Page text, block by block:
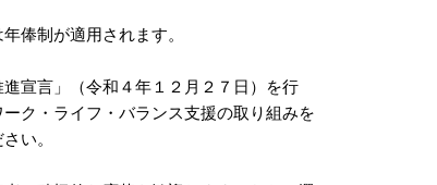
俸制が適用されます。
宣言」（令和４年１２月２７日）を行
ク・ライフ・バランス支援の取り組みを
い。